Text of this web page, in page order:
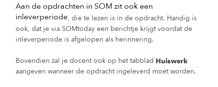
Aan de opdrachten in SOM zit ook een
inleverperiode, die te lezen is in de opdracht. Handig is
ook, dat je via SOMtoday een berichtje krijgt voordat de
inleverperiode is afgelopen als herinnering.
Bovendien zal je docent ook op het tabblad Huiswerk
aangeven wanneer de opdracht ingeleverd moet worden.